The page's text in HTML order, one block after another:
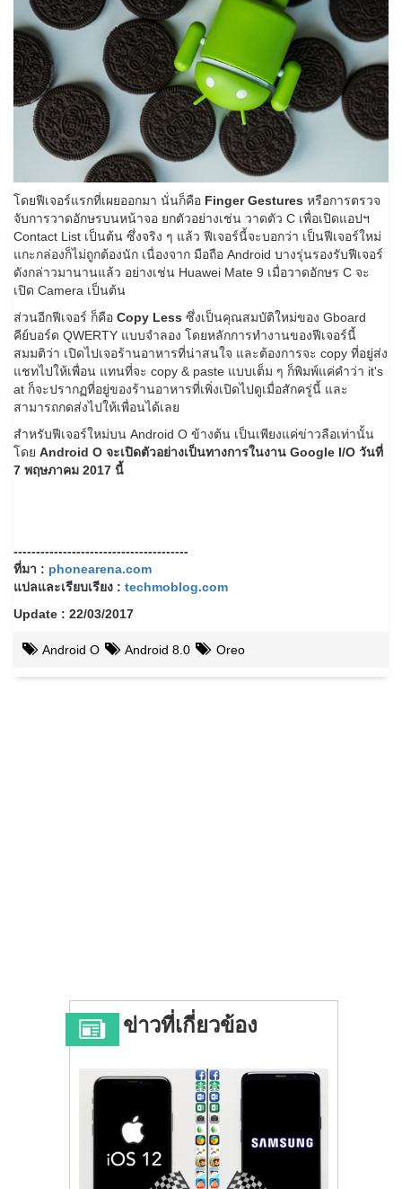
โดยฟีเจอร์แรกที่เผยออกมา นั่นก็คือ Finger Gestures หรือการตรวจ
จับการวาดอักษรบนหน้าจอ ยกตัวอย่างเช่น วาดตัว C เพื่อเปิดแอปฯ
Contact List เป็นต้น ซึ่งจริง ๆ แล้ว ฟีเจอร์นี้จะบอกว่า เป็นฟีเจอร์ใหม่
แกะกล่องก็ไม่ถูกต้องนัก เนื่องจาก มือถือ Android บางรุ่นรองรับฟีเจอร์
ดังกล่าวมานานแล้ว อย่างเช่น Huawei Mate 9 เมื่อวาดอักษร C จะ
เปิด Camera เป็นต้น
ส่วนอีกฟีเจอร์ ก็คือ Copy Less ซึ่งเป็นคุณสมบัติใหม่ของ Gboard
คีย์บอร์ด QWERTY แบบจำลอง โดยหลักการทำงานของฟีเจอร์นี้
สมมติว่า เปิดไปเจอร้านอาหารที่น่าสนใจ และต้องการจะ copy ที่อยู่ส่ง
แชทไปให้เพื่อน แทนที่จะ copy & paste แบบเต็ม ๆ ก็พิมพ์แค่คำว่า it's
at ก็จะปรากฏที่อยู่ของร้านอาหารที่เพิ่งเปิดไปดูเมื่อสักครู่นี้ และ
สามารถกดส่งไปให้เพื่อนได้เลย
สำหรับฟีเจอร์ใหม่บน Android O ข้างต้น เป็นเพียงแค่ข่าวลือเท่านั้น
โดย Android O จะเปิดตัวอย่างเป็นทางการในงาน Google I/O วันที่
7 พฤษภาคม 2017 นี้
---------------------------------------
ที่มา : phonearena.com
แปลและเรียบเรียง : techmoblog.com
Update : 22/03/2017
Android O Android 8.0 Oreo
ข่าวที่เกี่ยวข้อง